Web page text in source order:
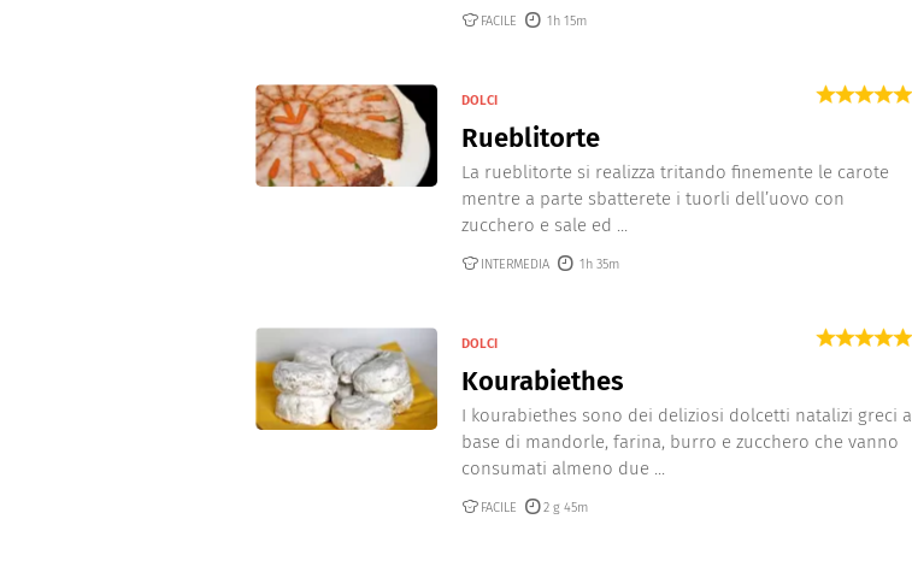
Pasqua
FACILE 1h 15m
DOLCI
Rueblitorte
La rueblitorte si realizza tritando finemente le carote
mentre a parte sbatterete i tuorli dell’uovo con
zucchero e sale ed ...
INTERMEDIA 1h 35m
DOLCI
Kourabiethes
I kourabiethes sono dei deliziosi dolcetti natalizi greci a
base di mandorle, farina, burro e zucchero che vanno
consumati almeno due ...
FACILE 2 g 45m